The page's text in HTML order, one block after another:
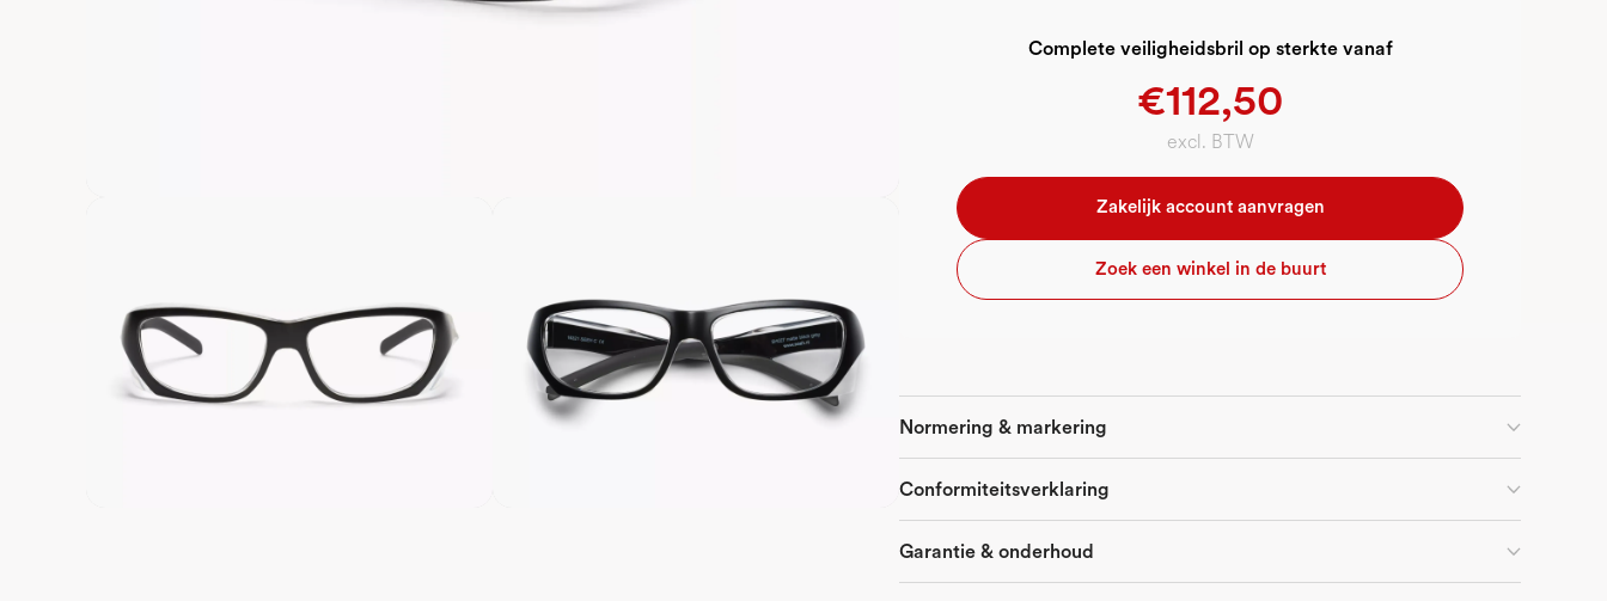
Complete veiligheidsbril op sterkte vanaf
€112,50
excl. BTW
Zakelijk account aanvragen
Zoek een winkel in de buurt
Normering & markering
Conformiteitsverklaring
Garantie & onderhoud